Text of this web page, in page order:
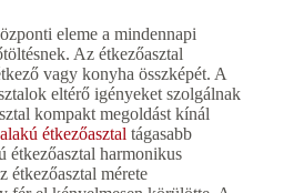
eleme a mindennapi
Az étkezőasztal
vagy konyha összképét. A
eltérő igényeket szolgálnak
kompakt megoldást kínál
étkezőasztal tágasabb
étkezőasztal harmonikus
étkezőasztal mérete